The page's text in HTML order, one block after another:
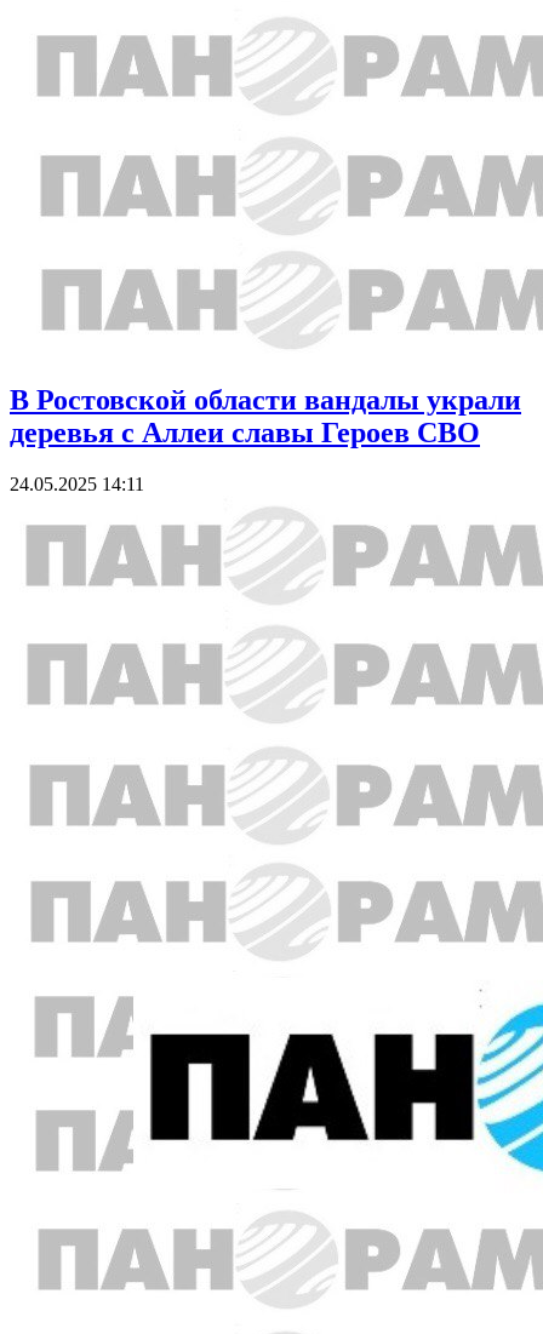
В Ростовской области вандалы украли
деревья с Аллеи славы Героев СВО
24.05.2025 14:11